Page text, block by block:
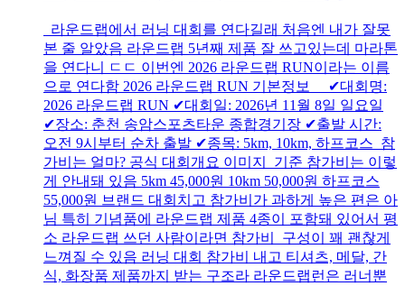
라운드랩에서 러닝 대회를 연다길래 처음엔 내가 잘못
본 줄 알았음 라운드랩 5년째 제품 잘 쓰고있는데 마라톤
을 연다니 ㄷㄷ 이번엔 2026 라운드랩 RUN이라는 이름
으로 연다함 2026 라운드랩 RUN 기본정보 ✔대회명:
2026 라운드랩 RUN ✔대회일: 2026년 11월 8일 일요일
✔장소: 춘천 송암스포츠타운 종합경기장 ✔출발 시간:
오전 9시부터 순차 출발 ✔종목: 5km, 10km, 하프코스 참
가비는 얼마? 공식 대회개요 이미지 기준 참가비는 이렇
게 안내돼 있음 5km 45,000원 10km 50,000원 하프코스
55,000원 브랜드 대회치고 참가비가 과하게 높은 편은 아
님 특히 기념품에 라운드랩 제품 4종이 포함돼 있어서 평
소 라운드랩 쓰던 사람이라면 참가비 구성이 꽤 괜찮게
느껴질 수 있음 러닝 대회 참가비 내고 티셔츠, 메달, 간
식, 화장품 제품까지 받는 구조라 라운드랩런은 러너뿐